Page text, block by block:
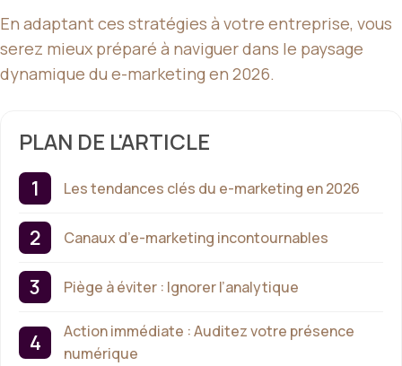
En adaptant ces stratégies à votre entreprise, vous
serez mieux préparé à naviguer dans le paysage
dynamique du e-marketing en 2026.
PLAN DE L'ARTICLE
Les tendances clés du e-marketing en 2026
Canaux d’e-marketing incontournables
Piège à éviter : Ignorer l’analytique
Action immédiate : Auditez votre présence
numérique